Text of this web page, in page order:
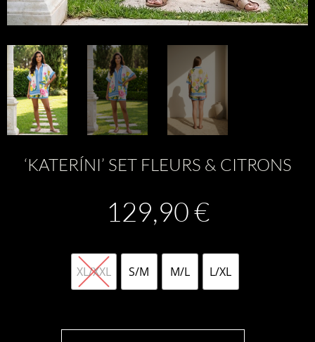
‘KATERÍNI’ SET FLEURS & CITRONS
129,90€
XL/XXL S/M M/L L/XL